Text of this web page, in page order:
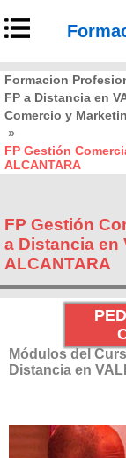
Formacion
FP a Distancia en
Comercio y
»
FP Gestión
ALCANTARA
FP Gestión
a Distancia en
ALCANTARA
Módulos del
Distancia en